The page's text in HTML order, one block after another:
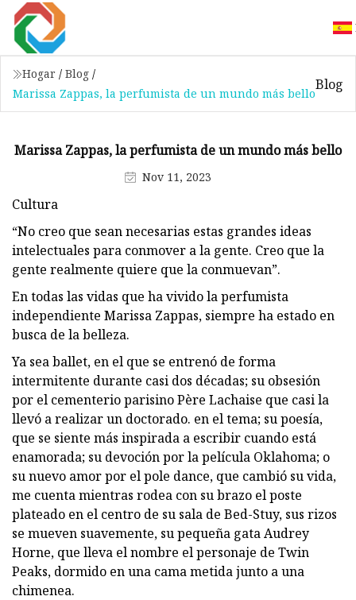
Hogar / Blog /
Marissa Zappas, la perfumista de un mundo más bello
Blog
Marissa Zappas, la perfumista de un mundo más bello
Nov 11, 2023
Cultura
“No creo que sean necesarias estas grandes ideas
intelectuales para conmover a la gente. Creo que la
gente realmente quiere que la conmuevan”.
En todas las vidas que ha vivido la perfumista
independiente Marissa Zappas, siempre ha estado en
busca de la belleza.
Ya sea ballet, en el que se entrenó de forma
intermitente durante casi dos décadas; su obsesión
por el cementerio parisino Père Lachaise que casi la
llevó a realizar un doctorado. en el tema; su poesía,
que se siente más inspirada a escribir cuando está
enamorada; su devoción por la película Oklahoma; o
su nuevo amor por el pole dance, que cambió su vida,
me cuenta mientras rodea con su brazo el poste
plateado en el centro de su sala de Bed-Stuy, sus rizos
se mueven suavemente, su pequeña gata Audrey
Horne, que lleva el nombre el personaje de Twin
Peaks, dormido en una cama metida junto a una
chimenea.